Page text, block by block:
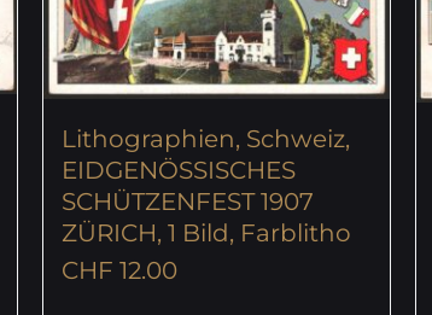
Lithographien, Schweiz,
EIDGENÖSSISCHES
SCHÜTZENFEST 1907
ZÜRICH, 1 Bild, Farblitho
CHF 12.00